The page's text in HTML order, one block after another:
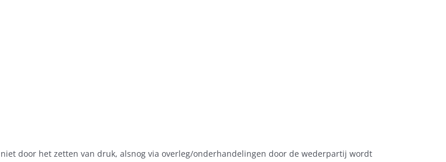
door het zetten van druk, alsnog via overleg/onderhandelingen door de wederpartij wordt